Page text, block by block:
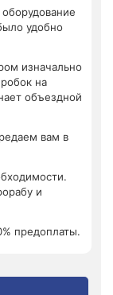
удобно
изначально
на
объездной
вам в
и
предоплаты.